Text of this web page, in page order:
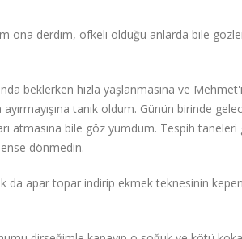
ona derdim, öfkeli olduğu anlarda bile
beklerken hızla yaşlanmasına ve
tanık oldum. Günün birinde
atmasına bile göz yumdum. Tespih taneleri
dönmedin.
da apar topar indirip ekmek teknesinin